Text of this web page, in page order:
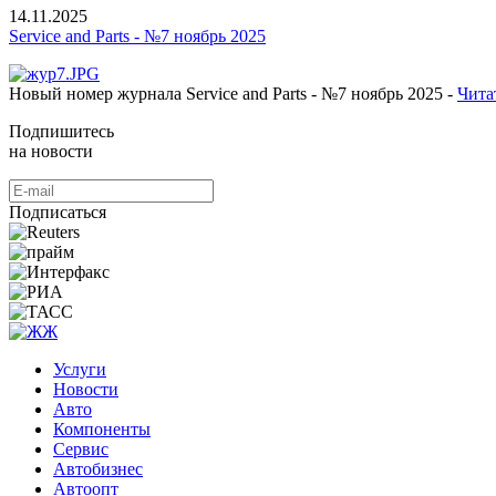
14.11.2025
Service and Parts - №7 ноябрь 2025
Новый номер журнала Service and Parts - №7 ноябрь 2025 -
Подпишитесь
на новости
Подписаться
Услуги
Новости
Авто
Компоненты
Сервис
Автобизнес
Автоопт